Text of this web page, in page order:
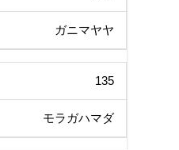
ガニマヤヤ
135
モラガハマダ